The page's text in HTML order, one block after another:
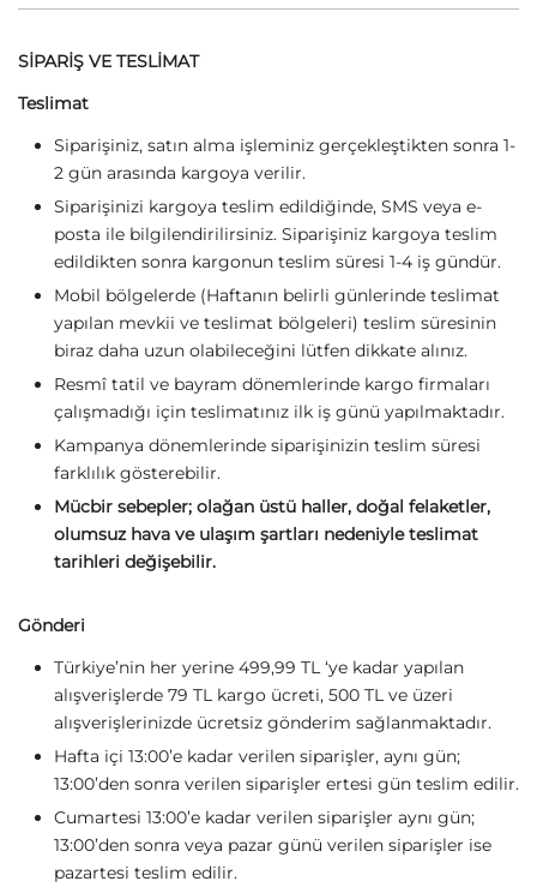
SİPARİŞ VE TESLİMAT
Teslimat
Siparişiniz, satın alma işleminiz gerçekleştikten sonra 1-
2 gün arasında kargoya verilir.
Siparişinizi kargoya teslim edildiğinde, SMS veya e-
posta ile bilgilendirilirsiniz. Siparişiniz kargoya teslim
edildikten sonra kargonun teslim süresi 1-4 iş gündür.
Mobil bölgelerde (Haftanın belirli günlerinde teslimat
yapılan mevkii ve teslimat bölgeleri) teslim süresinin
biraz daha uzun olabileceğini lütfen dikkate alınız.
Resmî tatil ve bayram dönemlerinde kargo firmaları
çalışmadığı için teslimatınız ilk iş günü yapılmaktadır.
Kampanya dönemlerinde siparişinizin teslim süresi
farklılık gösterebilir.
Mücbir sebepler; olağan üstü haller, doğal felaketler,
olumsuz hava ve ulaşım şartları nedeniyle teslimat
tarihleri değişebilir.
Gönderi
Türkiye’nin her yerine 499,99 TL ‘ye kadar yapılan
alışverişlerde 79 TL kargo ücreti, 500 TL ve üzeri
alışverişlerinizde ücretsiz gönderim sağlanmaktadır.
Hafta içi 13:00’e kadar verilen siparişler, aynı gün;
13:00’den sonra verilen siparişler ertesi gün teslim edilir.
Cumartesi 13:00’e kadar verilen siparişler aynı gün;
13:00’den sonra veya pazar günü verilen siparişler ise
pazartesi teslim edilir.